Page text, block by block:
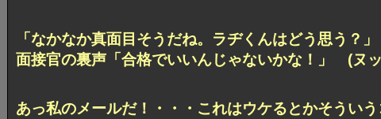
「なかなか真面目そうだね。ラヂくんはどう思う？」
面接官の裏声「合格でいいんじゃないかな！」 (ヌ
あっ私のメールだ！・・・これはウケるとかそうい